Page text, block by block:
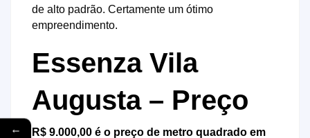
de alto padrão. Certamente um ótimo
empreendimento.
Essenza Vila
Augusta – Preço
R$ 9.000,00 é o preço de metro quadrado em
←